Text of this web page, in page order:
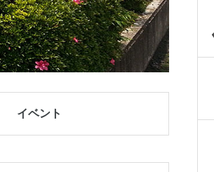
岩手県立陸中海岸青少年の家
0193-84-3311
イベント